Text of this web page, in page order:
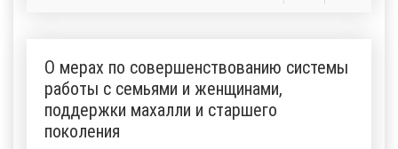
О мерах по совершенствованию системы
работы с семьями и женщинами,
поддержки махалли и старшего
поколения